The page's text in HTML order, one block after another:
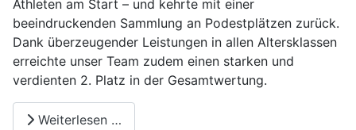
Athleten am Start – und kehrte mit einer
beeindruckenden Sammlung an Podestplätzen zurück.
Dank überzeugender Leistungen in allen Altersklassen
erreichte unser Team zudem einen starken und
verdienten 2. Platz in der Gesamtwertung.
Weiterlesen …